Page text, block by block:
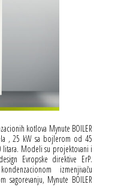
kotlova Mynute BOILER
, 25 kW sa bojlerom od 45
Modeli su projektovani i
Evropske direktive ErP.
izmenjivaču
Mynute BOILER